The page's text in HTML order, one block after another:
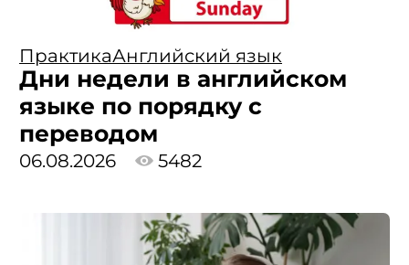
ПрактикаАнглийский язык
Дни недели в английском
языке по порядку с
переводом
06.08.2026 5482